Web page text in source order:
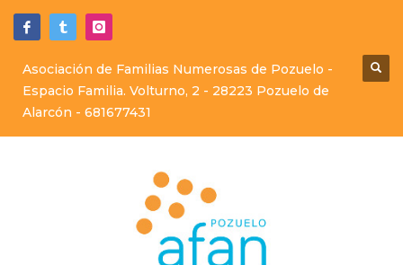
Asociación de Familias Numerosas de Pozuelo -
Espacio Familia. Volturno, 2 - 28223 Pozuelo de
Alarcón - 681677431